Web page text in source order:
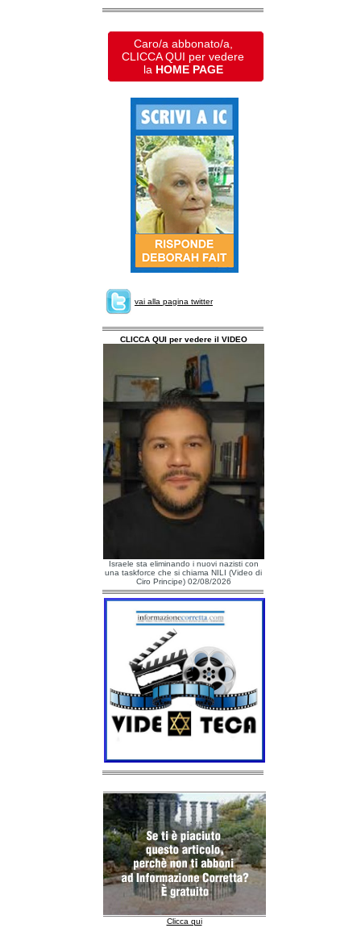
Caro/a abbonato/a,
CLICCA QUI per vedere
la HOME PAGE
vai alla pagina twitter
CLICCA QUI per vedere il VIDEO
Israele sta eliminando i nuovi nazisti con
una taskforce che si chiama NILI (Video di
Ciro Principe) 02/08/2026
Clicca qui